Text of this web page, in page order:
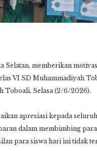
memberikan
VI SD Muhammadiyah
Toboali, Selasa (2/6/2026).
apresiasi kepada
dalam membimbing
para siswa hari ini tidak